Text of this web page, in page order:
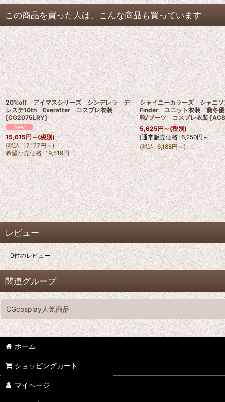
この商品を買った人は、こんな商品も買っています
20%off アイマスシリーズ シンデレラ デ
レステ10th Everafter コスプレ衣装
[CG2075LRY]
15,615円～(税別)
(税込: 17,177円～)
希望小売価格: 19,519円
シャイニーカラーズ シャニ
Finder ユニット衣装 黛冬
靴/ブーツ コスプレ衣装 [
5,625円～(税別)
[通常販売価格: 6,250円～]
(税込: 6,188円～)
レビュー
0件のレビュー
関連グループ
CGcosplay人気商品
ホーム
ショッピングカート
マイページ